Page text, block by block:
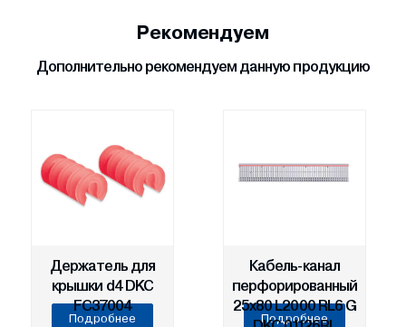
Рекомендуем
Дополнительно рекомендуем данную продукцию
Держатель для
крышки d4 DKC
FC37004
Подробнее
Кабель-канал
перфорированный
25х80 L2000 RL6 G
Подробнее